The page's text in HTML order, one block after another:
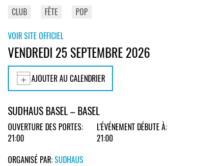
CLUB
FÊTE POP
VOIR SITE OFFICIEL
VENDREDI 25 SEPTEMBRE 2026
AJOUTER AU CALENDRIER
SUDHAUS BASEL – BASEL
OUVERTURE DES PORTES:
21:00
L'ÉVÉNEMENT DÉBUTE À:
21:00
ORGANISÉ PAR:SUDHAUS